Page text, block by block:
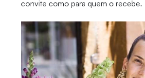
convite como para quem o recebe.